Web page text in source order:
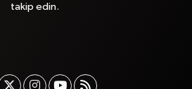
takip edin.